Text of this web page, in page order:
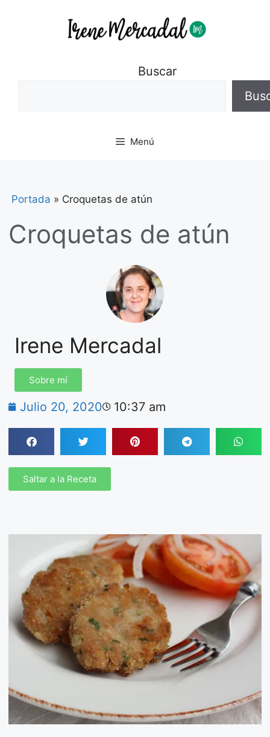
Buscar
Menú
Portada » Croquetas de atún
Croquetas de atún
Irene Mercadal
Sobre mí
Julio 20, 2020 10:37 am
Saltar a la Receta